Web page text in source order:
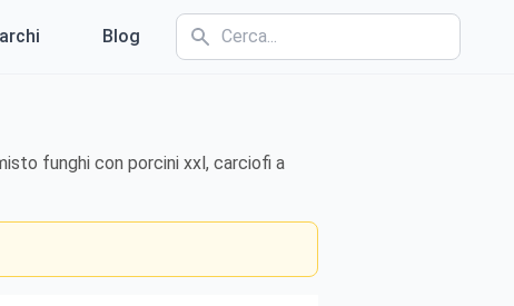
Blog
funghi con porcini xxl, carciofi a